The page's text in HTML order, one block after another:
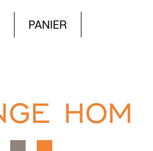
PANIER